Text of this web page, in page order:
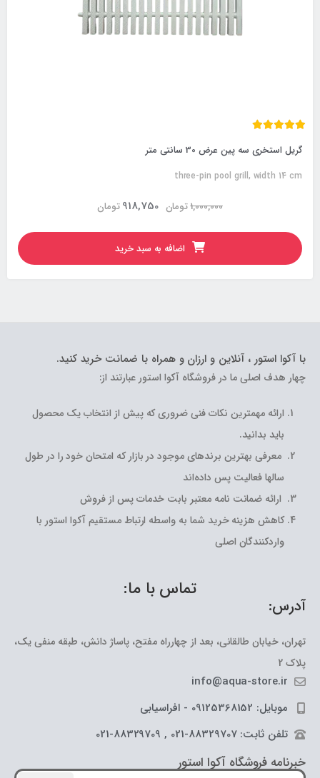
گریل استخری سه پین عرض 30 سانتی متر
three-pin pool grill, width 14 cm
تومان1,000,000 تومان918,750
اضافه به سبد خرید
با آکوا استور ، آنلاین و ارزان و همراه با ضمانت خرید کنید.
چهار هدف اصلی ما در فروشگاه آکوا استور عبارتند از:
ارائه مهمترین نکات فنی ضروری که پیش از انتخاب یک محصول
باید بدانید.
معرفی بهترین برندهای موجود در بازار که امتحان خود را در طول
سالها فعالیت پس داده‌اند
ارائه ضمانت نامه معتبر بابت خدمات پس از فروش
کاهش هزینه خرید شما به واسطه ارتباط مستقیم آکوا استور با
واردکنندگان اصلی
تماس با ما:
آدرس:
تهران، خیابان طالقانی، بعد از چهارراه مفتح، پاساژ دانش، طبقه منفی یک،
پلاک 2
info@aqua-store.ir
موبایل: 09125368152 - افراسیابی
تلفن ثابت: 88329707-021 , 88329709-021
خبرنامه فروشگاه آکوا استور